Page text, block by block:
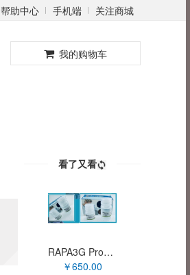
帮助中心 手机端 关注商城
我的购物车
看了又看
RAPA3G Probe qPCR MasterMix (with UDG) XY9A2262
￥650.00